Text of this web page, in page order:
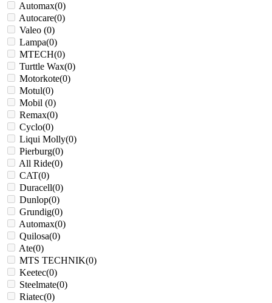
Automax(0)
Autocare(0)
Valeo (0)
Lampa(0)
MTECH(0)
Turttle Wax(0)
Motorkote(0)
Motul(0)
Mobil (0)
Remax(0)
Cyclo(0)
Liqui Molly(0)
Pierburg(0)
All Ride(0)
CAT(0)
Duracell(0)
Dunlop(0)
Grundig(0)
Αutomax(0)
Quilosa(0)
Ate(0)
MTS TECHNIK(0)
Keetec(0)
Steelmate(0)
Riatec(0)